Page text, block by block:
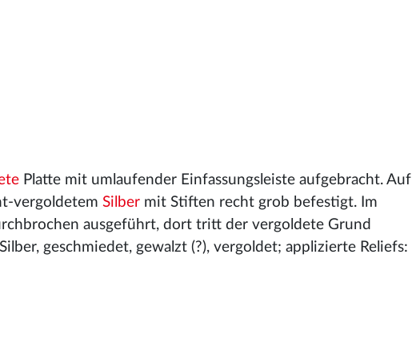
Platte mit umlaufender Einfassungsleiste aufgebracht. Auf
vergoldetem Silber mit Stiften recht grob befestigt. Im
ausgeführt, dort tritt der vergoldete Grund
geschmiedet, gewalzt (?), vergoldet; applizierte Reliefs: